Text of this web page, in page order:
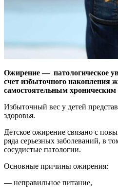
Ожирение — патологическое
счет избыточного накопления
самостоятельным хроническим
Избыточный вес у детей
здоровья.
Детское ожирение связано с
ряда серьезных заболеваний, в
сосудистые патологии.
Основные причины ожирения:
— неправильное питание,